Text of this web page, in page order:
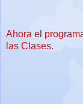
Ahora el
las Clases.